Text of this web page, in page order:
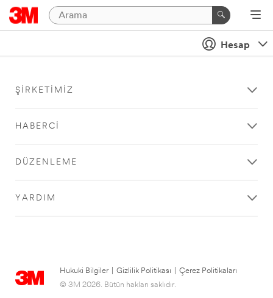
Hesap
ŞIRKETIMIZ
HABERCI
DÜZENLEME
YARDIM
Hukuki Bilgiler Gizlilik Politikası
Çerez Politikaları
© 3M 2026. Bütün hakları saklıdır.